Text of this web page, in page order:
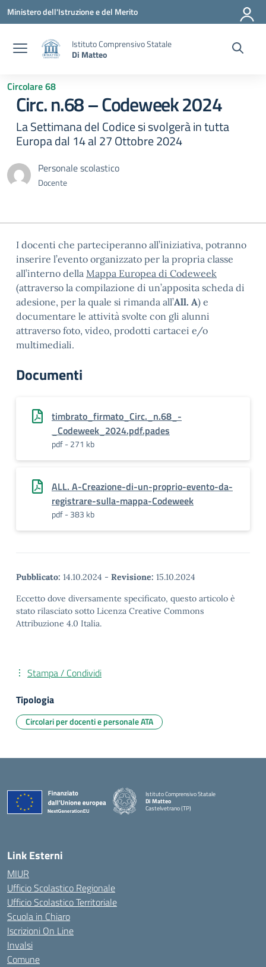
Vai ai contenuti
Vai al menu di navigazione
Vai al footer
Ministero dell'Istruzione e del Merito
Istituto Comprensivo Statale
Di Matteo
Circolare 68
Circ. n.68 – Codeweek 2024
La Settimana del Codice si svolgerà in tutta
Europa dal 14 al 27 Ottobre 2024
Personale scolastico
Docente
I docenti che parteciperanno all’iniziativa, potranno
inserire l’evento organizzato per la propria classe
all’interno della Mappa Europea di Codeweek
(attraverso la compilazione di un’apposita scheda di
adesione, per la quale si rimanda all’All. A) e
documentare le attività svolte con gli alunni
attraverso foto, video, prodotti cartacei e/o
multimediali.
Documenti
timbrato_firmato_Circ._n.68_-
_Codeweek_2024.pdf.pades
pdf - 271 kb
ALL. A-Creazione-di-un-proprio-evento-da-
registrare-sulla-mappa-Codeweek
pdf - 383 kb
Pubblicato: 14.10.2024 - Revisione: 15.10.2024
Eccetto dove diversamente specificato, questo articolo è
stato rilasciato sotto Licenza Creative Commons
Attribuzione 4.0 Italia.
Stampa / Condividi
Tipologia
Circolari per docenti e personale ATA
Istituto Comprensivo Statale
Di Matteo
Castelvetrano (TP)
Link Esterni
MIUR
Ufficio Scolastico Regionale
Ufficio Scolastico Territoriale
Scuola in Chiaro
Iscrizioni On Line
Invalsi
Comune